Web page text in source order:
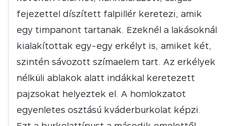
fejezettel díszített falpillér keretezi, amik
egy timpanont tartanak. Ezeknél a lakásoknál
kialakítottak egy-egy erkélyt is, amiket két,
szintén sávozott szímaelem tart. Az erkélyek
nélküli ablakok alatt indákkal keretezett
pajzsokat helyeztek el. A homlokzatot
egyenletes osztású kváderburkolat képzi.